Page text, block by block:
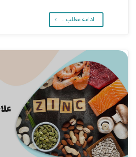
ادامه مطلب...